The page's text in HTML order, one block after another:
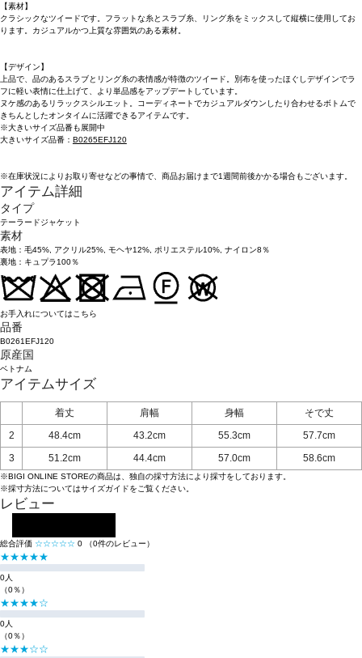
【素材】
クラシックなツイードです。フラットな糸とスラブ糸、リング糸をミックスして縦横に使用してお
ります。カジュアルかつ上質な雰囲気のある素材。
【デザイン】
上品で、品のあるスラブとリング糸の表情感が特徴のツイード。別布を使ったほぐしデザインでラ
フに軽い表情に仕上げて、より単品感をアップデートしています。
ヌケ感のあるリラックスシルエット。コーディネートでカジュアルダウンしたり合わせるボトムで
きちんとしたオンタイムに活躍できるアイテムです。
※大きいサイズ品番も展開中
大きいサイズ品番： B0265EFJ120
※在庫状況によりお取り寄せなどの事情で、商品お届けまで1週間前後かかる場合もございます。
アイテム詳細
タイプ
テーラードジャケット
素材
表地：毛45%, アクリル25%, モヘヤ12%, ポリエステル10%, ナイロン8％
裏地：キュプラ100％
お手入れについてはこちら
品番
B0261EFJ120
原産国
ベトナム
アイテムサイズ
着丈 肩幅 身幅
そで丈
2
48.4cm 43.2cm 55.3cm
57.7cm
3
51.2cm 44.4cm 57.0cm 58.6cm
※BIGI ONLINE STOREの商品は、独自の採寸方法により採寸をしております。
※採寸方法についてはサイズガイドをご覧ください。
レビュー
総合評価 ☆☆☆☆☆ 0 （0件のレビュー）
★★★★★
0人
（0％）
★★★★☆
0人
（0％）
★★★☆☆